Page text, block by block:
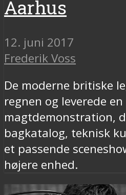
Aarhus
12. juni 2017
Frederik Voss
De moderne britiske
regnen og leverede en
magtdemonstration,
bagkatalog, teknisk
et passende
højere enhed.